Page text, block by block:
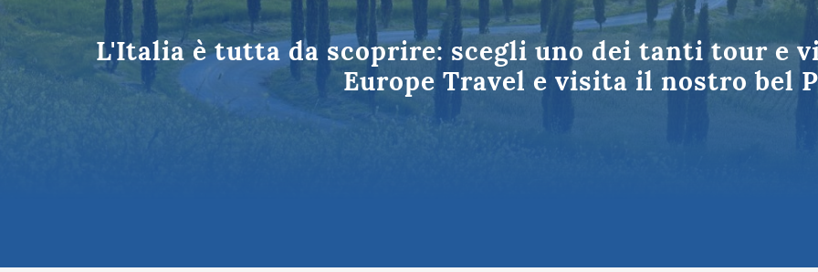
Tutte le destinazioni in Italia Puglia
L'Italia è tutta da scoprire: scegli uno dei tanti tour e
Europe Travel e visita il nostro bel